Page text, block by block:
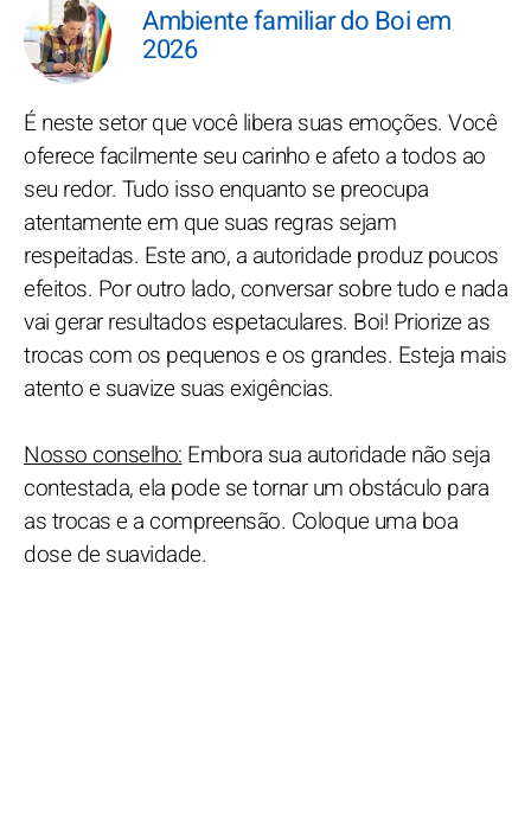
Ambiente familiar do Boi em
2026
É neste setor que você libera suas emoções. Você
oferece facilmente seu carinho e afeto a todos ao
seu redor. Tudo isso enquanto se preocupa
atentamente em que suas regras sejam
respeitadas. Este ano, a autoridade produz poucos
efeitos. Por outro lado, conversar sobre tudo e nada
vai gerar resultados espetaculares. Boi! Priorize as
trocas com os pequenos e os grandes. Esteja mais
atento e suavize suas exigências.
Nosso conselho:Embora sua autoridade não seja
contestada, ela pode se tornar um obstáculo para
as trocas e a compreensão. Coloque uma boa
dose de suavidade.